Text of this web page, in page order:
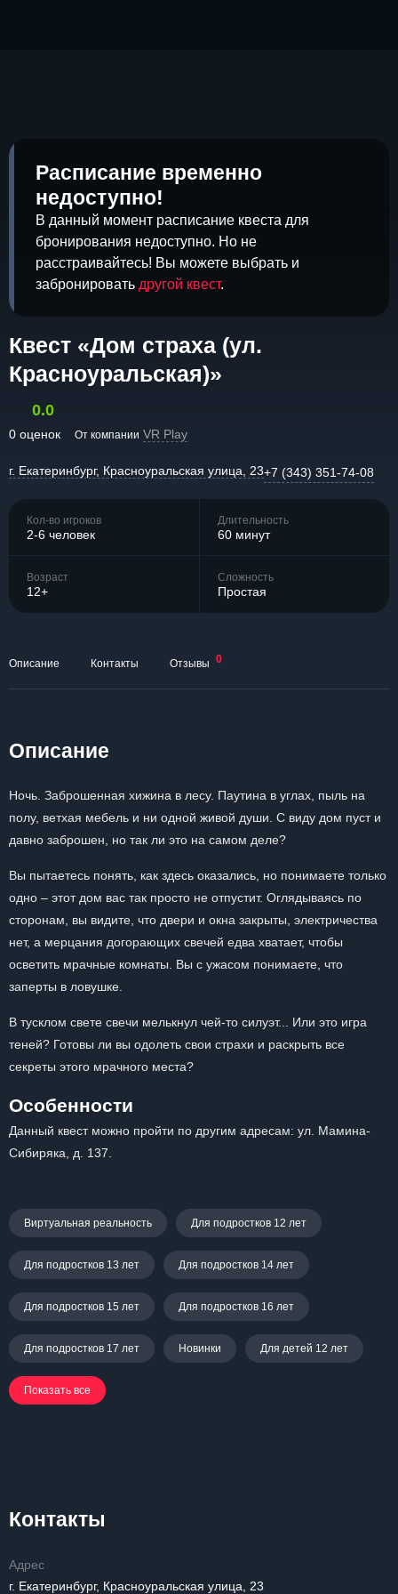
Расписание временно
недоступно!
В данный момент расписание квеста для
бронирования недоступно. Но не
расстраивайтесь! Вы можете выбрать и
забронировать другой квест.
Квест «Дом страха (ул.
Красноуральская)»
0.0
0 оценок От компании VR Play
г. Екатеринбург, Красноуральская улица, 23+7 (343) 351-74-08
Кол-во игроков
2-6 человек
Длительность
60 минут
Возраст
12+
Сложность
Простая
Описание Контакты Отзывы 0
Описание
Ночь. Заброшенная хижина в лесу. Паутина в углах, пыль на
полу, ветхая мебель и ни одной живой души. С виду дом пуст и
давно заброшен, но так ли это на самом деле?
Вы пытаетесь понять, как здесь оказались, но понимаете только
одно – этот дом вас так просто не отпустит. Оглядываясь по
сторонам, вы видите, что двери и окна закрыты, электричества
нет, а мерцания догорающих свечей едва хватает, чтобы
осветить мрачные комнаты. Вы с ужасом понимаете, что
заперты в ловушке.
В тусклом свете свечи мелькнул чей-то силуэт... Или это игра
теней? Готовы ли вы одолеть свои страхи и раскрыть все
секреты этого мрачного места?
Особенности
Данный квест можно пройти по другим адресам: ул. Мамина-
Сибиряка, д. 137.
Виртуальная реальность Для подростков 12 лет
Для подростков 13 лет Для подростков 14 лет
Для подростков 15 лет Для подростков 16 лет
Для подростков 17 лет Новинки Для детей 12 лет
Показать все
Контакты
Адрес
г. Екатеринбург, Красноуральская улица, 23